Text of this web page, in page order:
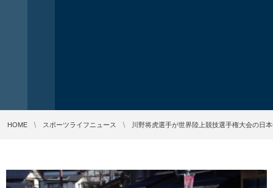
HOME スポーツライフニュース 川野将虎選手が世界陸上競技選手権大会の日